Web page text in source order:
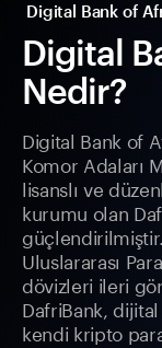
Digital
Nedir?
Digital Bank of
Komor Adaları
lisanslı ve
kurumu olan
Uluslararası
dövizleri ileri
DafriBank,
kendi kripto
Digital Bank of